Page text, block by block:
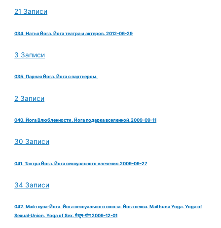
21 Записи
034. Натья Йога. Йога театра и актеров. 2012-06-29
3 Записи
035. Парная Йога. Йога с партнером.
2 Записи
040. Йога Влюбленности. Йога подарка вселенной.2009-09-11
30 Записи
041. Тантра Йога. Йога сексуального влечения.2009-09-27
34 Записи
042. Майтхуна-Йога. Йога сексуального союза. Йога секса. Maithuna Yoga. Yoga of
Sexual-Union. Yoga of Sex. मैथुन-योग 2009-12-01